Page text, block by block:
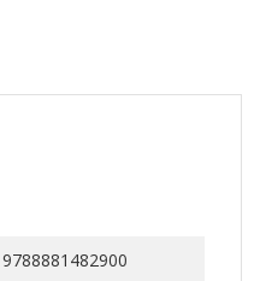
9788881482900